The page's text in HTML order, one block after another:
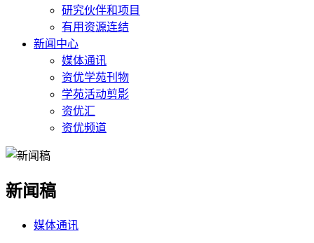
研究伙伴和项目
有用资源连结
新闻中心
媒体通讯
资优学苑刊物
学苑活动剪影
资优汇
资优频道
新闻稿
媒体通讯